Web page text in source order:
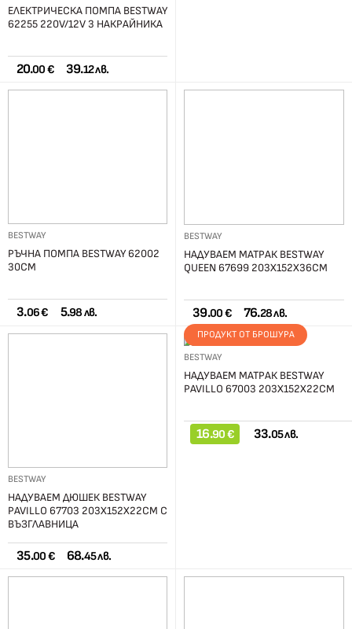
ЕЛЕКТРИЧЕСКА ПОМПА BESTWAY
62255 220V/12V 3 НАКРАЙНИКА
20.00 € 39.12 лв.
BESTWAY
РЪЧНА ПОМПА BESTWAY 62002
30СМ
3.06 € 5.98 лв.
BESTWAY
НАДУВАЕМ МАТРАК BESTWAY
QUEEN 67699 203Х152Х36СМ
39.00 € 76.28 лв.
BESTWAY
НАДУВАЕМ ДЮШЕК BESTWAY
PAVILLO 67703 203Х152Х22СМ С
ВЪЗГЛАВНИЦА
35.00 € 68.45 лв.
ПРОДУКТ ОТ БРОШУРА
BESTWAY
НАДУВАЕМ МАТРАК BESTWAY
PAVILLO 67003 203Х152Х22СМ
16.90 € 33.05 лв.